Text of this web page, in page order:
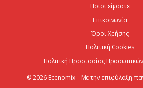
Ποιοι είμαστε
Επικοινωνία
Όροι Χρήσης
Πολιτική Cookies
Πολιτική Προστασίας
© 2026 Economix – Με την επιφύλαξη